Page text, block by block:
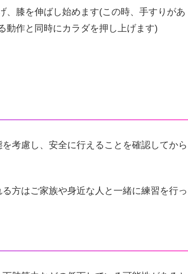
、膝を伸ばし始めます(この時、手すりがあ
動作と同時にカラダを押し上げます)
考慮し、安全に行えることを確認してから
方はご家族や身近な人と一緒に練習を行っ